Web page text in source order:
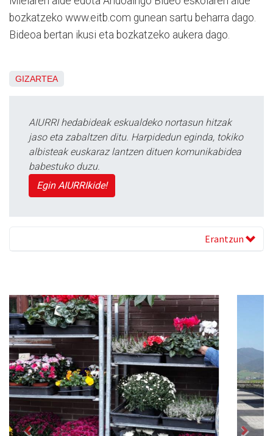
bozkatzeko www.eitb.com gunean sartu beharra dago.
Bideoa bertan ikusi eta bozkatzeko aukera dago.
GIZARTEA
AIURRI hedabideak eskualdeko nortasun hitzak
jaso eta zabaltzen ditu. Harpidedun eginda, tokiko
albisteak euskaraz lantzen dituen komunikabidea
babestuko duzu.
Egin AIURRIkide!
Erantzun